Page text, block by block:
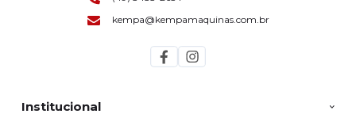
Institucional
kempa@kempamaquinas.com.br